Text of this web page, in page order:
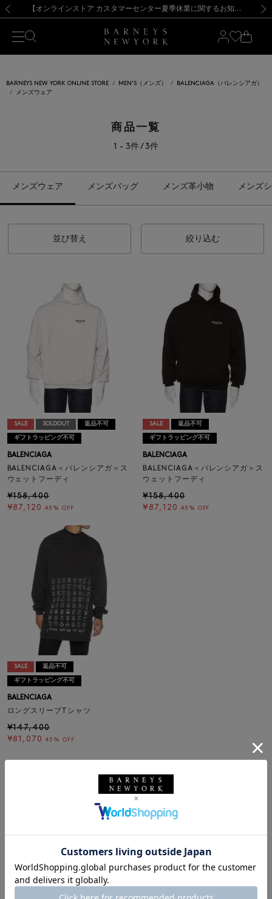
新規登録のお客様も対象！＜MY BARNEYS＞会員のお客様は11,000円（税込）以上のお買上げで常時送料無料！お買い物の際は会員登録を！
【夏季休業に伴う出荷一時停止のお知らせ】(2026.8.7) 【オンラインストア カスタマーセンター夏季休業に関するお知らせ】（2026.8.7）
【夏季休業に伴う返品・交換承り一時停止のお知らせ】（2026.8.5）
熊本県を中心とした地震の影響によるお荷物のお届けについて
【開催中】SUMMER SALEのご案内・ご注意事項 新規登録のお客様も対象！＜MY BARNEYS＞会員のお客様は11,000円（税込）以上のお買上げで常時送料無料！お買い物の際は会員登録を！
【夏季休業に伴う出荷一時停止のお知らせ】(2026.8.7)
BARNEYS NEW YORK ONLINE STORE MEN'S（メンズ）
BALENCIAGA（バレンシアガ）
メンズウェア
商品一覧
1 - 3件 / 3件
メンズウェア メンズバッグ メンズ革小物 メンズ
並び替え 絞り込む
SALE SOLDOUT 返品不可
ギフトラッピング不可
BALENCIAGA
BALENCIAGA＜バレンシアガ＞ス
ウェットフーディ
¥158,400
¥87,120 45% OFF
SALE 返品不可
ギフトラッピング不可
BALENCIAGA
BALENCIAGA＜バレンシアガ＞ス
ウェットフーディ
¥158,400
¥87,120 45% OFF
SALE 返品不可
ギフトラッピング不可
BALENCIAGA
ロングスリーブTシャツ
¥147,400
¥81,070 45% OFF
1